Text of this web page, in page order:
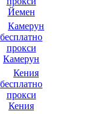
Йемен
Камерун
Кения